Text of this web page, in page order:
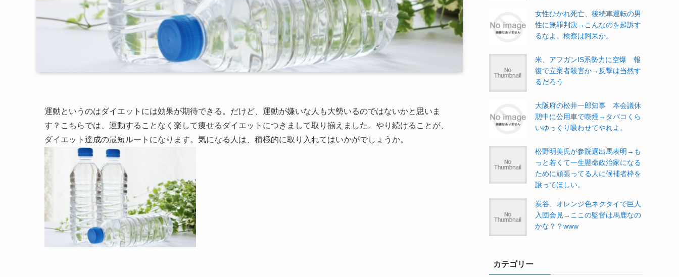
運動というのはダイエットには効果が期待できる。だけど、運動が嫌いな人も大勢いるのではないかと思いま
す？こちらでは、運動することなく楽して痩せるダイエットにつきまして取り揃えました。やり続けることが、
ダイエット達成の最短ルートになります。気になる人は、積極的に取り入れてはいかがでしょうか。
女性ひかれ死亡、後続車運転の男
性に無罪判決→こんなのを起訴す
るなよ。検察は阿呆か。
米、アフガンIS系勢力に空爆 報
復で立案者殺害か→反撃は当然す
るだろう
大阪府の松井一郎知事 本会議休
憩中に公用車で喫煙→タバコくら
いゆっくり吸わせてやれよ。
松野明美氏が参院選出馬表明→も
っと若くて一生懸命政治家になる
ために頑張ってる人に候補者枠を
譲ってほしい。
炭谷、オレンジ色ネクタイで巨人
入団会見→ここの監督は馬鹿なの
かな？？www
カテゴリー